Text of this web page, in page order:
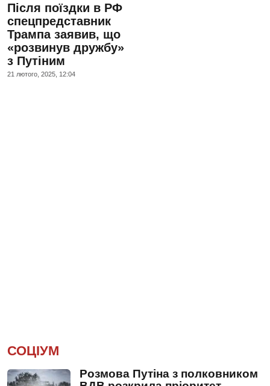
Після поїздки в РФ
спецпредставник
Трампа заявив, що
«розвинув дружбу»
з Путіним
21 лютого, 2025, 12:04
СОЦІУМ
Розмова Путіна з полковником